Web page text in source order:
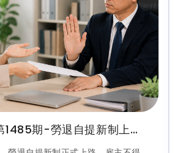
1485期-勞退自提新制上
主不得拒絕勞工申請，最高